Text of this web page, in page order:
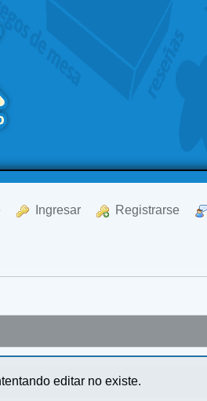
Ingresar Registrarse
editar no existe.